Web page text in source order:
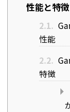
性能と特徴
2.1.
性能
2.2.
特徴